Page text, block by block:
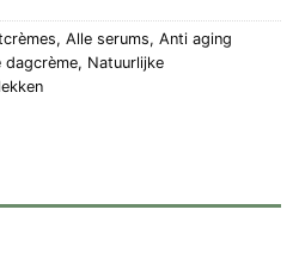
, Alle serums, Anti aging
dagcrème, Natuurlijke